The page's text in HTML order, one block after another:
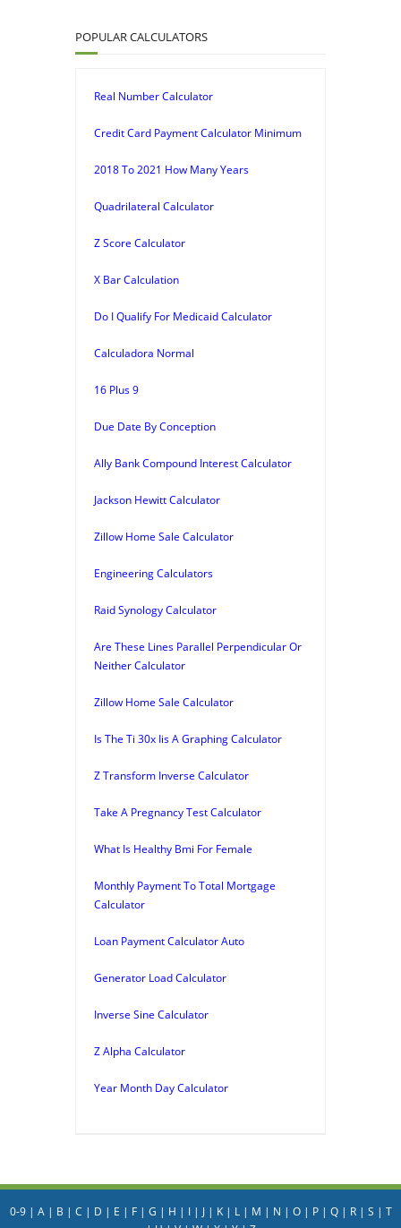
POPULAR CALCULATORS
Real Number Calculator
Credit Card Payment Calculator Minimum
2018 To 2021 How Many Years
Quadrilateral Calculator
Z Score Calculator
X Bar Calculation
Do I Qualify For Medicaid Calculator
Calculadora Normal
16 Plus 9
Due Date By Conception
Ally Bank Compound Interest Calculator
Jackson Hewitt Calculator
Zillow Home Sale Calculator
Engineering Calculators
Raid Synology Calculator
Are These Lines Parallel Perpendicular Or
Neither Calculator
Zillow Home Sale Calculator
Is The Ti 30x Iis A Graphing Calculator
Z Transform Inverse Calculator
Take A Pregnancy Test Calculator
What Is Healthy Bmi For Female
Monthly Payment To Total Mortgage
Calculator
Loan Payment Calculator Auto
Generator Load Calculator
Inverse Sine Calculator
Z Alpha Calculator
Year Month Day Calculator
0-9| A| B | C | D | E | F| G | H | I| J| K| L| M | N | O| P| Q| R| S | T